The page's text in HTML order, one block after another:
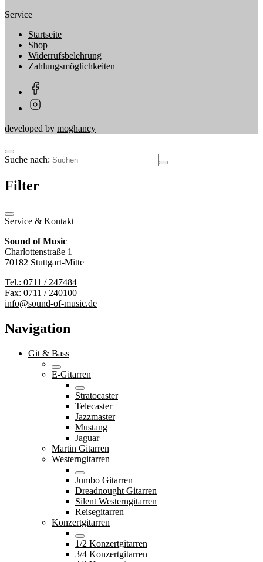
Service
Startseite
Shop
Widerrufsbelehrung
Zahlungsmöglichkeiten
developed by moghancy
Suche nach:
Filter
Service & Kontakt
Sound of Music
Charlottenstraße 1
70182 Stuttgart-Mitte
Tel.: 0711 / 247484
Fax: 0711 / 240100
info@sound-of-music.de
Navigation
Git & Bass
E-Gitarren
Stratocaster
Telecaster
Jazzmaster
Mustang
Jaguar
Martin Gitarren
Westerngitarren
Jumbo Gitarren
Dreadnought Gitarren
Silent Westerngitarren
Reisegitarren
Konzertgitarren
1/2 Konzertgitarren
3/4 Konzertgitarren